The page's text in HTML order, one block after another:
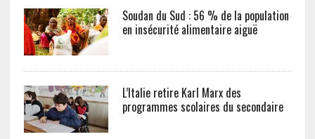
Soudan du Sud : 56 % de la population
en insécurité alimentaire aiguë
L’Italie retire Karl Marx des
programmes scolaires du secondaire